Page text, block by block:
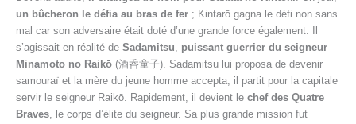
un bûcheron le défia au bras de fer ; Kintarō gagna le défi non sans
mal car son adversaire était doté d’une grande force également. Il
s’agissait en réalité de Sadamitsu, puissant guerrier du seigneur
Minamoto no Raikō (酒呑童子). Sadamitsu lui proposa de devenir
samouraï et la mère du jeune homme accepta, il partit pour la capitale
servir le seigneur Raikō. Rapidement, il devient le chef des Quatre
Braves, le corps d’élite du seigneur. Sa plus grande mission fut